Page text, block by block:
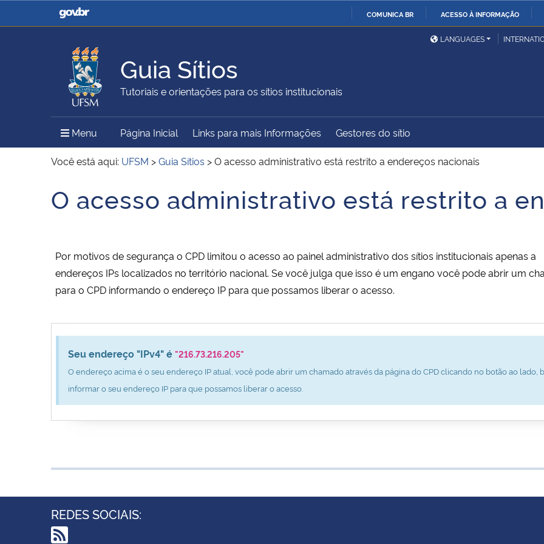
COMUNICA BR ACESSO À INFORMAÇÃO
Casa Civil
Ministério da Justiça e
Ministério da Defesa
Ministério das Relações
Exteriores
Ministério da Agricultura,
Pecuária e Abastecimento
Ministério da Educação
Ministério do Meio Ambiente Ministério do Turismo
Ministério do
Desenvolvimento Regional
Secretaria de Governo
Gabinete de Segurança
Advocacia-Geral da União Banco Central do Brasil
LANGUAGES
Guia Sítios
Tutoriais e orientações para os sítios institucionais
Menu Menu Principal do Sítio
Página Inicial Links para mais Informações Gestores do sítio
Você está aqui: UFSM >Guia Sítios >O acesso administrativo está restrito a endereços nacionais
Início do conteúdo
O acesso administrativo está restrito a
Por motivos de segurança o CPD limitou o acesso ao painel administrativo dos sítios institucionais apenas a
endereços IPs localizados no território nacional. Se você julga que isso é um engano você pode abrir um
para o CPD informando o endereço IP para que possamos liberar o acesso.
Seu endereço "IPv4" é "216.73.216.205"
O endereço acima é o seu endereço IP atual, você pode abrir um chamado através da página do CPD clicando no botão ao lado,
informar o seu endereço IP para que possamos liberar o acesso.
REDES SOCIAIS: